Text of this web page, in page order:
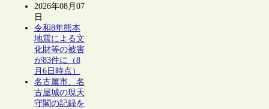
2026年08月07
日
令和8年熊本
地震による文
化財等の被害
が83件に（8
月6日時点）
名古屋市、名
古屋城の現天
守閣の記録を